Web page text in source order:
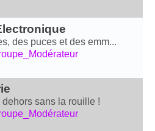
des puces et des emm...
sans la rouille !